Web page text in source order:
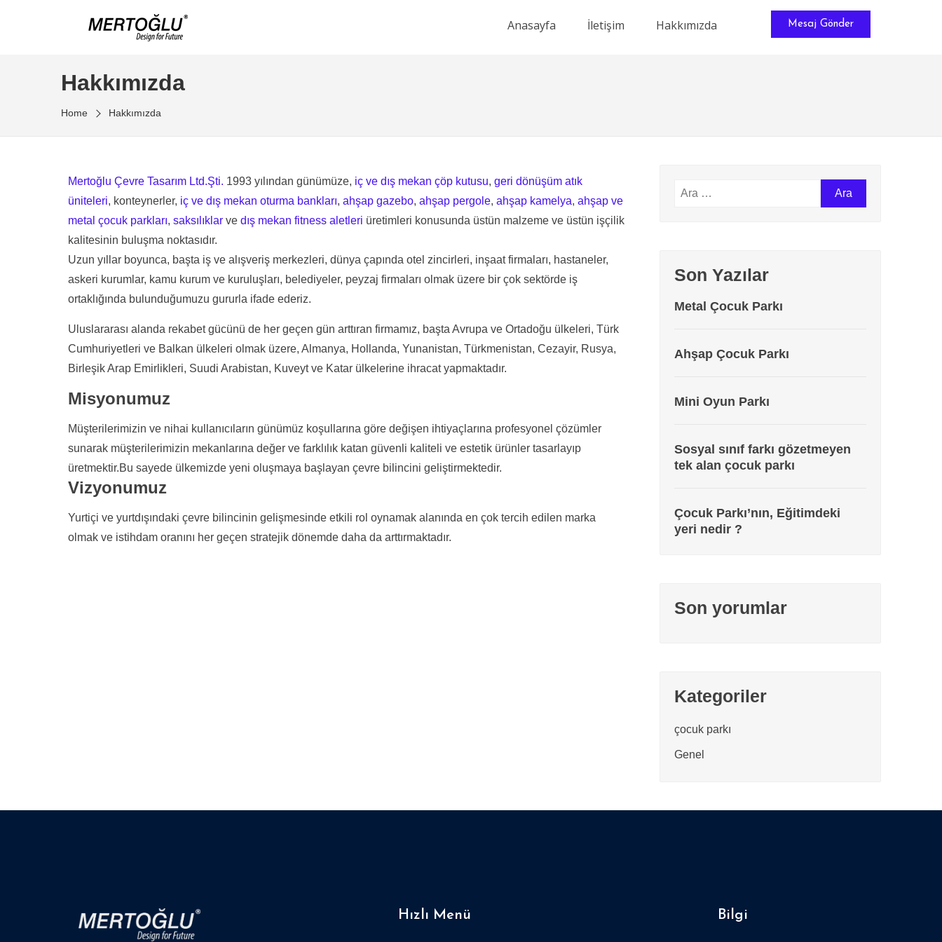
Anasayfa İletişim Hakkımızda Mesaj Gönder
Hakkımızda
Home Hakkımızda
Mertoğlu Çevre Tasarım Ltd.Şti. 1993 yılından günümüze, iç ve dış mekan çöp kutusu, geri dönüşüm atık
üniteleri, konteynerler, iç ve dış mekan oturma bankları, ahşap gazebo, ahşap pergole, ahşap kamelya, ahşap ve
metal çocuk parkları, saksılıklar ve dış mekan fitness aletleri üretimleri konusunda üstün malzeme ve üstün işçilik
kalitesinin buluşma noktasıdır.
Uzun yıllar boyunca, başta iş ve alışveriş merkezleri, dünya çapında otel zincirleri, inşaat firmaları, hastaneler,
askeri kurumlar, kamu kurum ve kuruluşları, belediyeler, peyzaj firmaları olmak üzere bir çok sektörde iş
ortaklığında bulunduğumuzu gururla ifade ederiz.
Uluslararası alanda rekabet gücünü de her geçen gün arttıran firmamız, başta Avrupa ve Ortadoğu ülkeleri, Türk
Cumhuriyetleri ve Balkan ülkeleri olmak üzere, Almanya, Hollanda, Yunanistan, Türkmenistan, Cezayir, Rusya,
Birleşik Arap Emirlikleri, Suudi Arabistan, Kuveyt ve Katar ülkelerine ihracat yapmaktadır.
Misyonumuz
Müşterilerimizin ve nihai kullanıcıların günümüz koşullarına göre değişen ihtiyaçlarına profesyonel çözümler
sunarak müşterilerimizin mekanlarına değer ve farklılık katan güvenli kaliteli ve estetik ürünler tasarlayıp
üretmektir.Bu sayede ülkemizde yeni oluşmaya başlayan çevre bilincini geliştirmektedir.
Vizyonumuz
Yurtiçi ve yurtdışındaki çevre bilincinin gelişmesinde etkili rol oynamak alanında en çok tercih edilen marka
olmak ve istihdam oranını her geçen stratejik dönemde daha da arttırmaktadır.
Son Yazılar
Metal Çocuk Parkı
Ahşap Çocuk Parkı
Mini Oyun Parkı
Sosyal sınıf farkı gözetmeyen
tek alan çocuk parkı
Çocuk Parkı’nın, Eğitimdeki
yeri nedir ?
Son yorumlar
Kategoriler
çocuk parkı
Genel
Hızlı Menü Bilgi